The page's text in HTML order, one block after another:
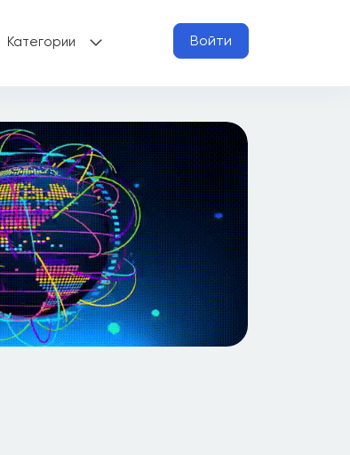
Категории Войти